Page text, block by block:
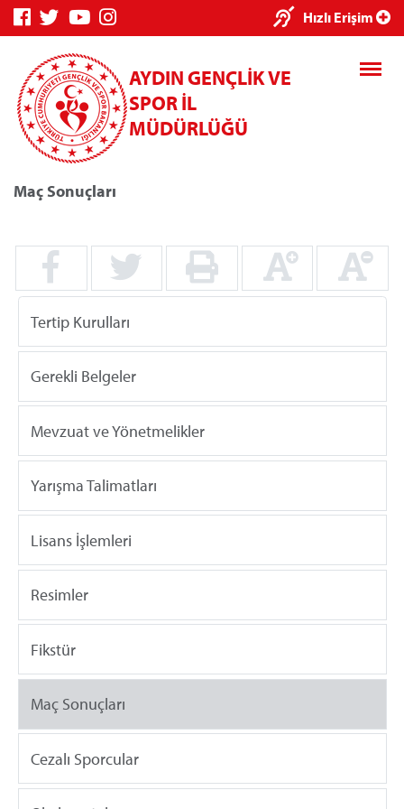
Hızlı Erişim
AYDIN GENÇLİK VE
SPOR İL
MÜDÜRLÜĞÜ
Maç Sonuçları
Tertip Kurulları
Gerekli Belgeler
Mevzuat ve Yönetmelikler
Yarışma Talimatları
Lisans İşlemleri
Resimler
Fikstür
Maç Sonuçları
Cezalı Sporcular
×
Genç Bilgi
Kredi/Yurt E-